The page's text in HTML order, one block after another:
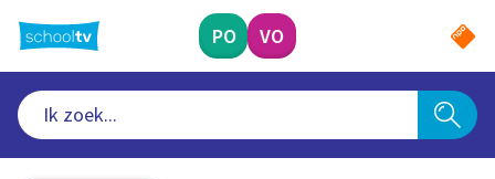
naar
hoofdinhoud
PO VO